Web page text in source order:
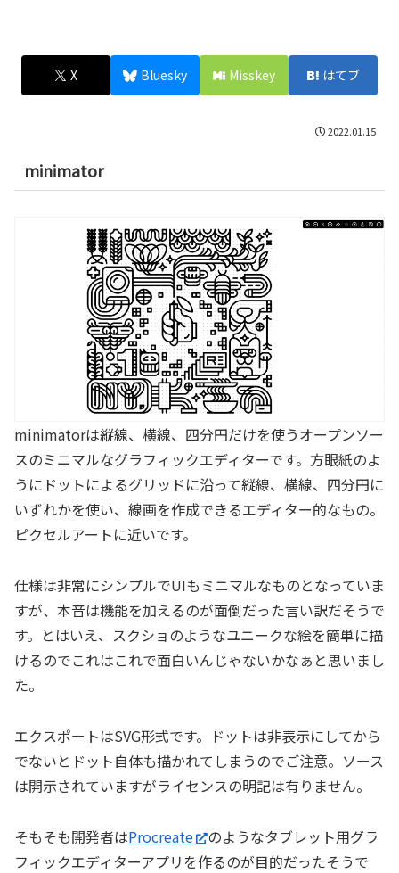
X Bluesky Misskey はてブ
2022.01.15
minimator
minimatorは縦線、横線、四分円だけを使うオープンソー
スのミニマルなグラフィックエディターです。方眼紙のよ
うにドットによるグリッドに沿って縦線、横線、四分円に
いずれかを使い、線画を作成できるエディター的なもの。
ピクセルアートに近いです。
仕様は非常にシンプルでUIもミニマルなものとなっていま
すが、本音は機能を加えるのが面倒だった言い訳だそうで
す。とはいえ、スクショのようなユニークな絵を簡単に描
けるのでこれはこれで面白いんじゃないかなぁと思いまし
た。
エクスポートはSVG形式です。ドットは非表示にしてから
でないとドット自体も描かれてしまうのでご注意。ソース
は開示されていますがライセンスの明記は有りません。
そもそも開発者はProcreate
のようなタブレット用グラ
フィックエディターアプリを作るのが目的だったそうで